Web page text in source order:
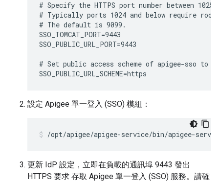
# Specify the HTTPS port number between 1025
# Typically ports 1024 and below require root
# The default is 9099.
SSO_TOMCAT_PORT=9443
SSO_PUBLIC_URL_PORT=9443
# Set public access scheme of apigee-sso to
SSO_PUBLIC_URL_SCHEME=https
設定 Apigee 單一登入 (SSO) 模組：
/opt/apigee/apigee-service/bin/apigee-
更新 IdP 設定，立即在負載的通訊埠 9443 發出
HTTPS 要求 存取 Apigee 單一登入 (SSO) 服務。請確